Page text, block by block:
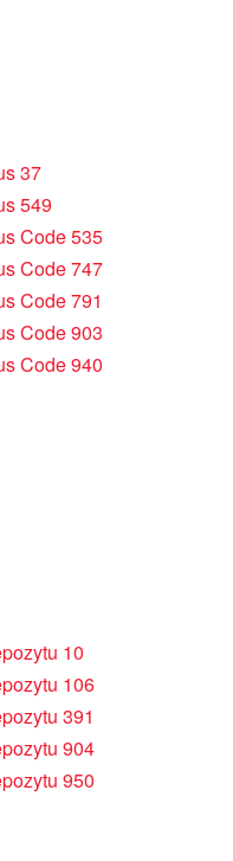
37
549
Code 535
Code 747
Code 791
Code 903
Code 940
10
106
391
904
950